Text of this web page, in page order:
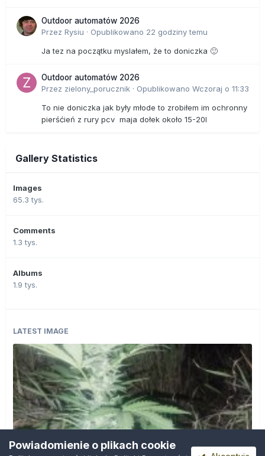
Outdoor automatów 2026
Przez Rysiu · Opublikowano 22 godziny temu
Ja tez na początku myslałem, że to doniczka 🙂
Outdoor automatów 2026
Przez zielony_porucznik · Opublikowano Wczoraj o 11:33
To nie doniczka jak były młode to zrobiłem im ochronny
pierśćień z rury pcv maja dołek około 15-20l
Gallery Statistics
Images
65.3 tys.
Comments
1.3 tys.
Albums
1.9 tys.
LATEST IMAGE
Powiadomienie o plikach cookie